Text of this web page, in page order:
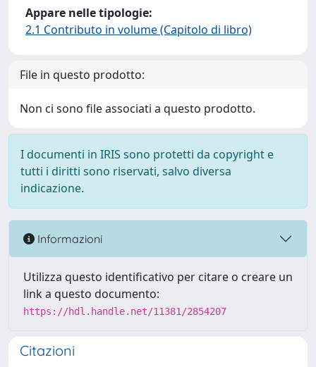
Appare nelle tipologie:
2.1 Contributo in volume (Capitolo di libro)
File in questo prodotto:
Non ci sono file associati a questo prodotto.
I documenti in IRIS sono protetti da copyright e
tutti i diritti sono riservati, salvo diversa
indicazione.
Informazioni
Utilizza questo identificativo per citare o creare un
link a questo documento:
https://hdl.handle.net/11381/2854207
Citazioni